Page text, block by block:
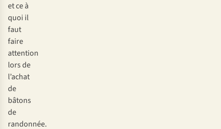
et ce à
quoi il
faut
faire
attention
lors de
l’achat
de
bâtons
de
randonnée.